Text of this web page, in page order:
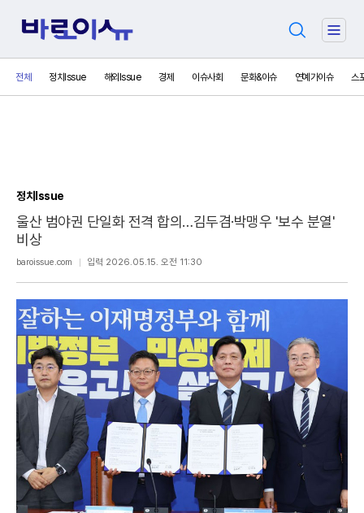
검
주
비
스
전체 정치Issue 해외Issue 경제 이슈사회 문화&이슈 연예가이슈 스
정치Issue
울산 범야권 단일화 전격 합의…김두겸·박맹우 '보수 분열'
비상
baroissue.com 입력 2026.05.15. 오전 11:30
기